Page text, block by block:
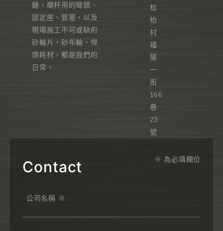
鏈、欄杆用的彎頭、
固定座、管塞，以及
現場施工不可或缺的
砂輪片、砂布輪、悍
燒耗材，都是我們的
日常。
松
柏
村
福
陽
一
街
166
巷
23
號
Contact ※ 為必填欄位